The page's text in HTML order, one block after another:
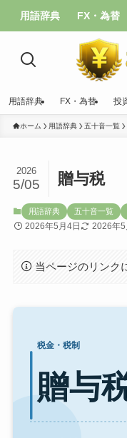
用語辞典 FX・為替
用語辞典 FX・為替 投
ホーム 用語辞典 五十音一覧
贈与税
2026
5/05
用語辞典 五十音一覧
2026年5月4日 2026年5
当ページのリンク